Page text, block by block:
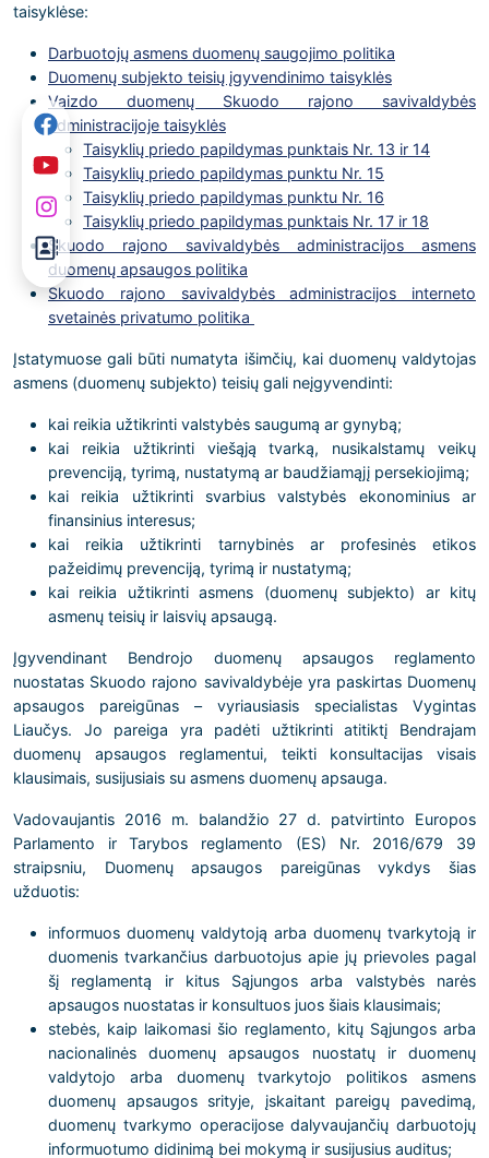
taisyklėse:
Darbuotojų asmens duomenų saugojimo politika
Duomenų subjekto teisių įgyvendinimo taisyklės
Vaizdo duomenų Skuodo rajono savivaldybės
administracijoje taisyklės
Taisyklių priedo papildymas punktais Nr. 13 ir 14
Taisyklių priedo papildymas punktu Nr. 15
Taisyklių priedo papildymas punktu Nr. 16
Taisyklių priedo papildymas punktais Nr. 17 ir 18
Skuodo rajono savivaldybės administracijos asmens
duomenų apsaugos politika
Skuodo rajono savivaldybės administracijos interneto
svetainės privatumo politika
Įstatymuose gali būti numatyta išimčių, kai duomenų valdytojas
asmens (duomenų subjekto) teisių gali neįgyvendinti:
kai reikia užtikrinti valstybės saugumą ar gynybą;
kai reikia užtikrinti viešąją tvarką, nusikalstamų veikų
prevenciją, tyrimą, nustatymą ar baudžiamąjį persekiojimą;
kai reikia užtikrinti svarbius valstybės ekonominius ar
finansinius interesus;
kai reikia užtikrinti tarnybinės ar profesinės etikos
pažeidimų prevenciją, tyrimą ir nustatymą;
kai reikia užtikrinti asmens (duomenų subjekto) ar kitų
asmenų teisių ir laisvių apsaugą.
Įgyvendinant Bendrojo duomenų apsaugos reglamento
nuostatas Skuodo rajono savivaldybėje yra paskirtas Duomenų
apsaugos pareigūnas – vyriausiasis specialistas Vygintas
Liaučys. Jo pareiga yra padėti užtikrinti atitiktį Bendrajam
duomenų apsaugos reglamentui, teikti konsultacijas visais
klausimais, susijusiais su asmens duomenų apsauga.
Vadovaujantis 2016 m. balandžio 27 d. patvirtinto Europos
Parlamento ir Tarybos reglamento (ES) Nr. 2016/679 39
straipsniu, Duomenų apsaugos pareigūnas vykdys šias
užduotis:
informuos duomenų valdytoją arba duomenų tvarkytoją ir
duomenis tvarkančius darbuotojus apie jų prievoles pagal
šį reglamentą ir kitus Sąjungos arba valstybės narės
apsaugos nuostatas ir konsultuos juos šiais klausimais;
stebės, kaip laikomasi šio reglamento, kitų Sąjungos arba
nacionalinės duomenų apsaugos nuostatų ir duomenų
valdytojo arba duomenų tvarkytojo politikos asmens
duomenų apsaugos srityje, įskaitant pareigų pavedimą,
duomenų tvarkymo operacijose dalyvaujančių darbuotojų
informuotumo didinimą bei mokymą ir susijusius auditus;